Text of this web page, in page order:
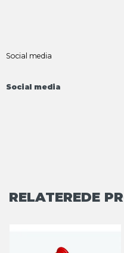
Social media
Social media
RELATEREDE